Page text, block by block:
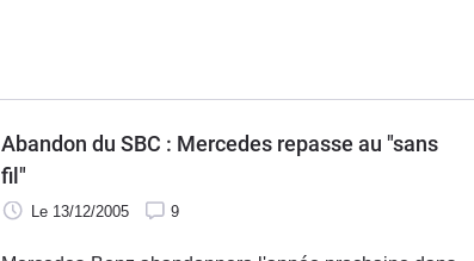
Abandon du SBC : Mercedes repasse au "sans
fil"
Le 13/12/2005 9